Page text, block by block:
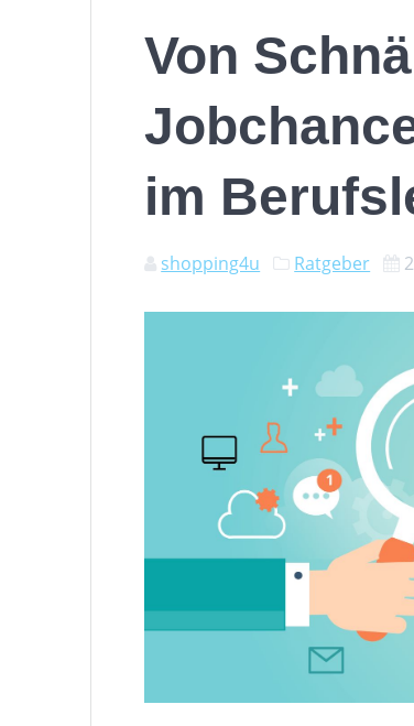
Von
im
shopping4u Ratgeber